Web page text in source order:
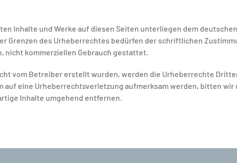
Inhalte und Werke auf diesen Seiten unterliegen dem
Grenzen des Urheberrechtes bedürfen der schriftlichen
nicht kommerziellen Gebrauch gestattet.
vom Betreiber erstellt wurden, werden die Urheberrechte
auf eine Urheberrechtsverletzung aufmerksam werden, bitten
Inhalte umgehend entfernen.